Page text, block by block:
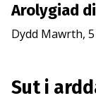
Arolygiad
Dydd Mawrth,
Sut i